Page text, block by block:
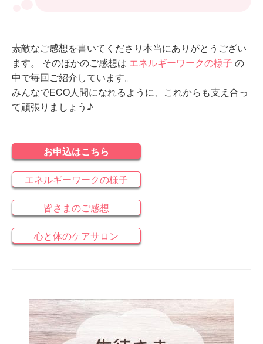
素敵なご感想を書いてくださり本当にありがとうござい
ます。 そのほかのご感想は エネルギーワークの様子 の
中で毎回ご紹介しています。
みんなでECO人間になれるように、これからも支え合っ
て頑張りましょう♪
お申込はこちら
エネルギーワークの様子
皆さまのご感想
心と体のケアサロン